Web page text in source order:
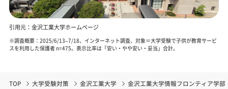
引用元：金沢工業大学ホームページ
※調査概要：2025/6/13–7/18、インターネット調査、対象＝大学受験で子供が教育サービ
スを利用した保護者 n=475。表示比率は「安い・やや安い・妥当」合計。
TOP 大学受験対策 金沢工業大学 金沢工業大学情報フロンティア学部